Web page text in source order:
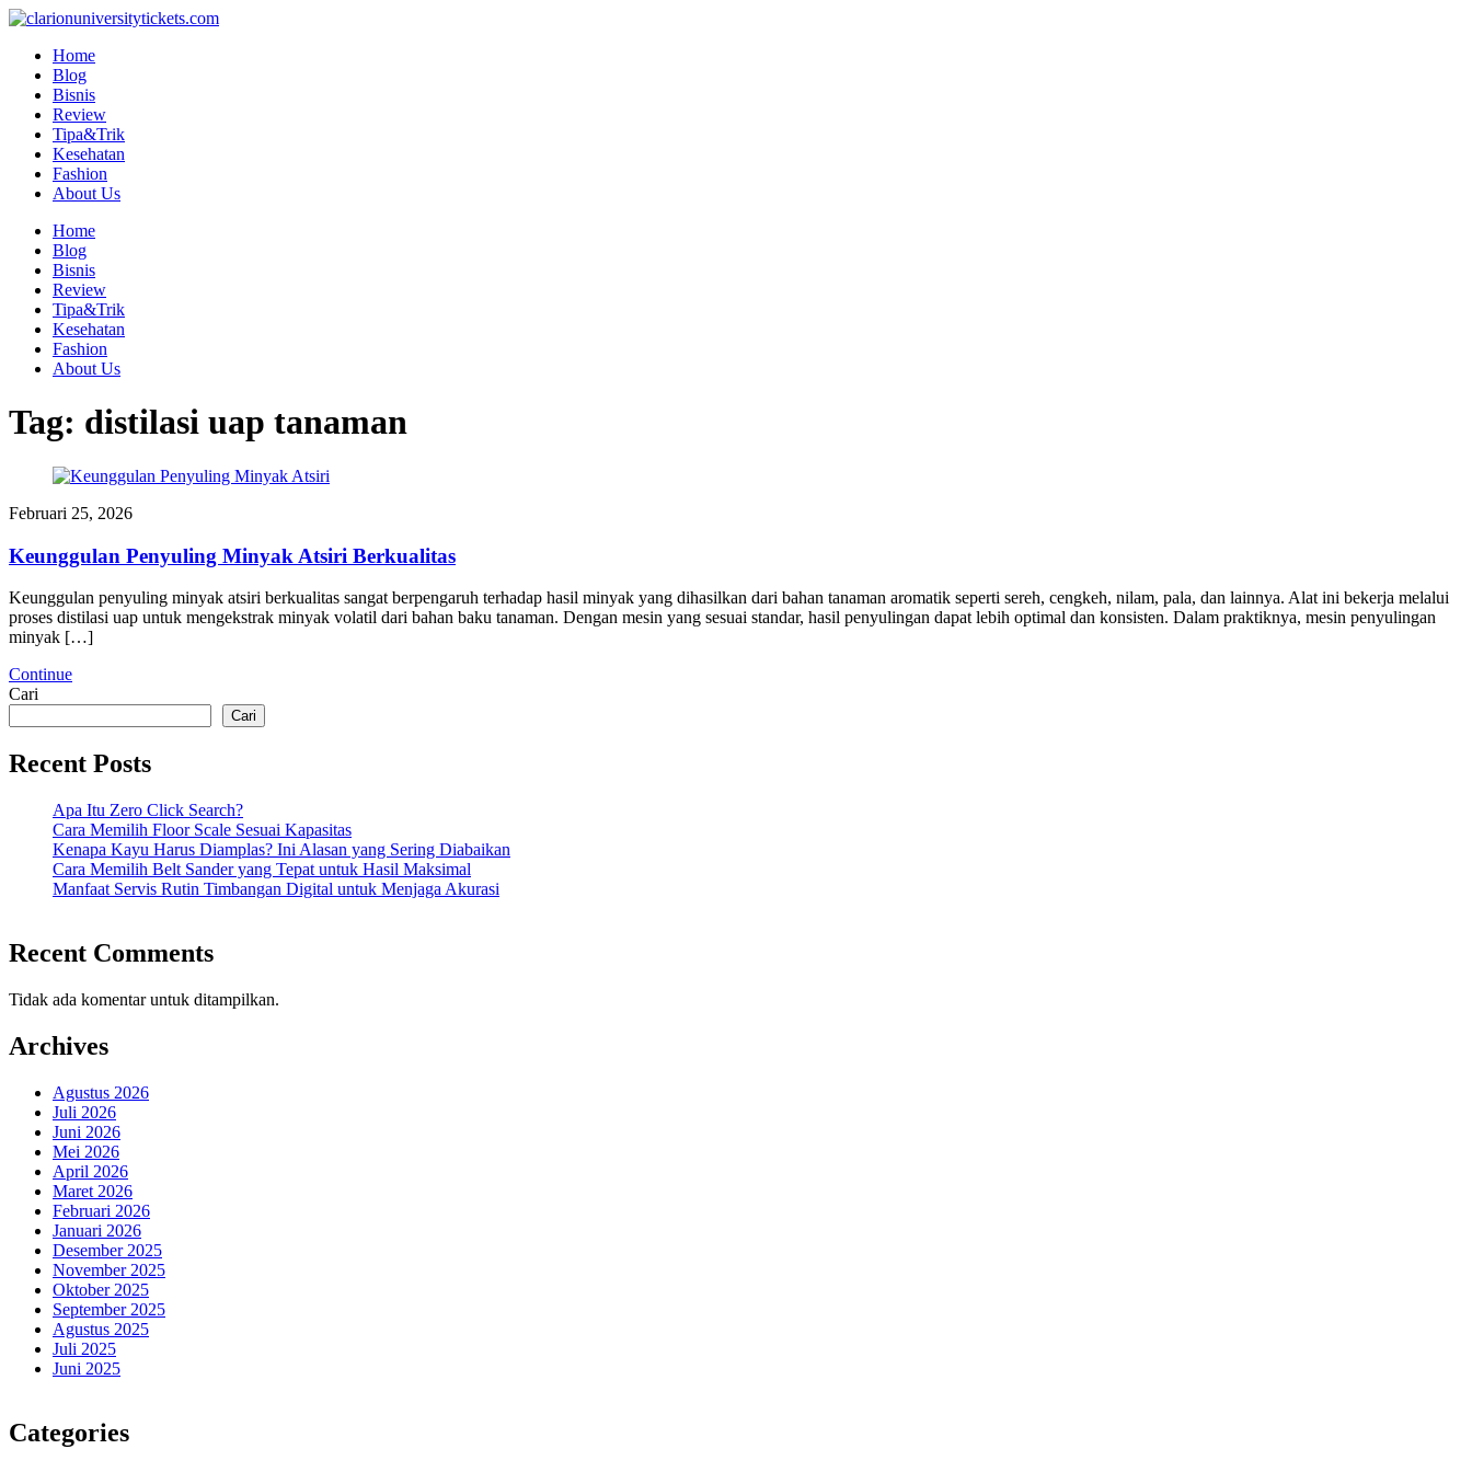
Skip
contentHome
Blog
Bisnis
Review
Tipa&Trik
Kesehatan
Fashion
About Us
Home
Blog
Bisnis
Review
Tipa&Trik
Kesehatan
Fashion
About Us
Tag: distilasi uap tanaman
Februari 25, 2026
Keunggulan Penyuling Minyak Atsiri Berkualitas
Keunggulan penyuling minyak atsiri berkualitas sangat berpengaruh terhadap hasil minyak yang dihasilkan dari bahan tanaman aromatik seperti sereh, cengkeh, nilam, pala, dan lainnya. Alat ini bekerja melalui
proses distilasi uap untuk mengekstrak minyak volatil dari bahan baku tanaman. Dengan mesin yang sesuai standar, hasil penyulingan dapat lebih optimal dan konsisten. Dalam praktiknya, mesin penyulingan
minyak […]
Continue
Cari
Cari
Recent Posts
Apa Itu Zero Click Search?
Cara Memilih Floor Scale Sesuai Kapasitas
Kenapa Kayu Harus Diamplas? Ini Alasan yang Sering Diabaikan
Cara Memilih Belt Sander yang Tepat untuk Hasil Maksimal
Manfaat Servis Rutin Timbangan Digital untuk Menjaga Akurasi
Recent Comments
Tidak ada komentar untuk ditampilkan.
Archives
Agustus 2026
Juli 2026
Juni 2026
Mei 2026
April 2026
Maret 2026
Februari 2026
Januari 2026
Desember 2025
November 2025
Oktober 2025
September 2025
Agustus 2025
Juli 2025
Juni 2025
Categories